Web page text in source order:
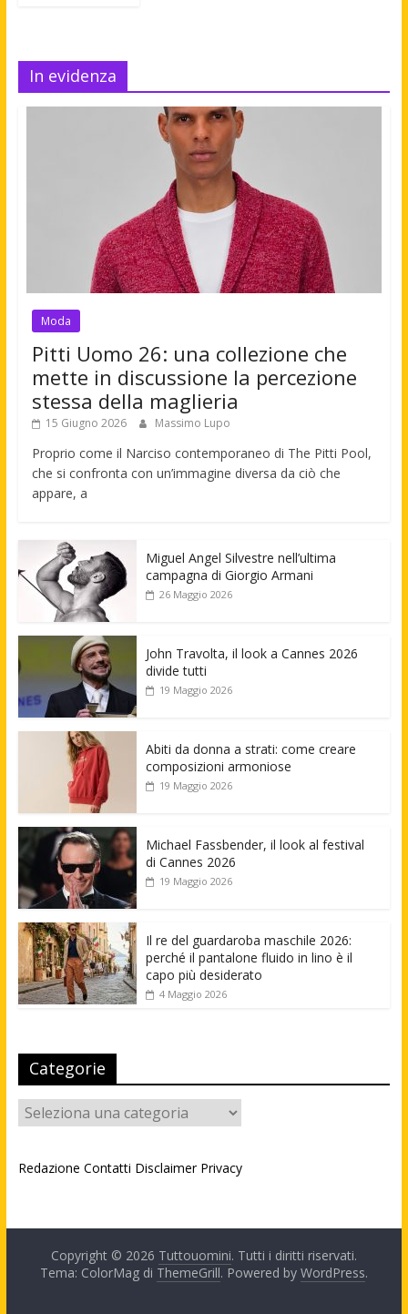
In evidenza
Moda
Pitti Uomo 26: una collezione che
mette in discussione la percezione
stessa della maglieria
15 Giugno 2026 Massimo Lupo
Proprio come il Narciso contemporaneo di The Pitti Pool,
che si confronta con un’immagine diversa da ciò che
appare, a
Miguel Angel Silvestre nell’ultima
campagna di Giorgio Armani
26 Maggio 2026
John Travolta, il look a Cannes 2026
divide tutti
19 Maggio 2026
Abiti da donna a strati: come creare
composizioni armoniose
19 Maggio 2026
Michael Fassbender, il look al festival
di Cannes 2026
19 Maggio 2026
Il re del guardaroba maschile 2026:
perché il pantalone fluido in lino è il
capo più desiderato
4 Maggio 2026
Categorie
Categorie
Redazione Contatti Disclaimer Privacy
Copyright © 2026 Tuttouomini. Tutti i diritti riservati.
Tema: ColorMag di ThemeGrill. Powered by WordPress.